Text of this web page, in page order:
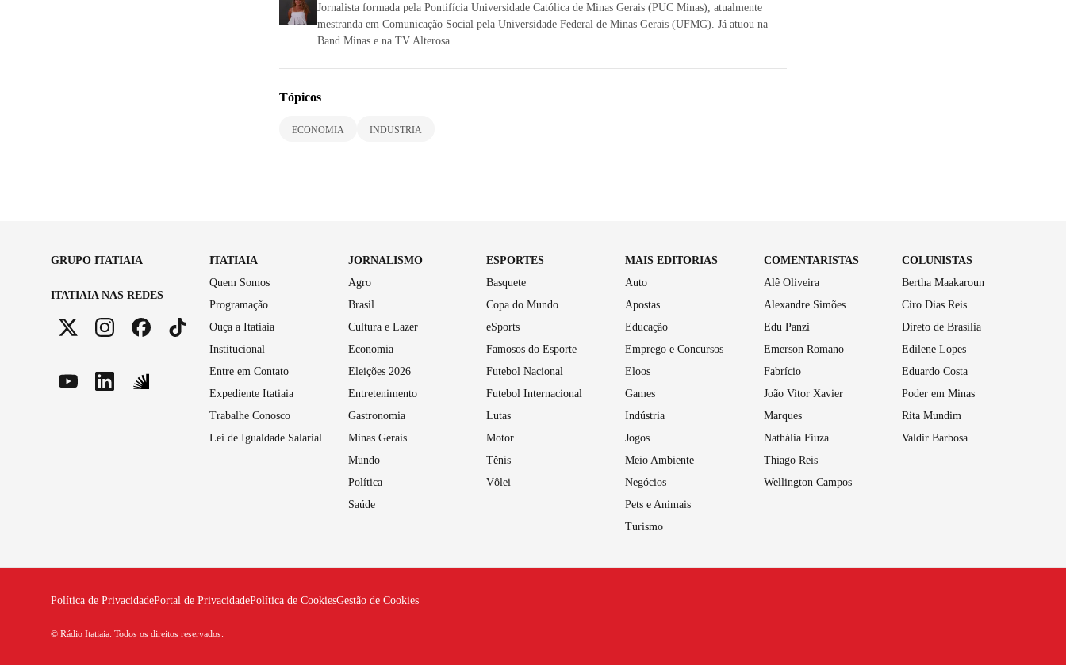
Jornalista formada pela Pontifícia Universidade Católica de Minas Gerais (PUC Minas), atualmente
mestranda em Comunicação Social pela Universidade Federal de Minas Gerais (UFMG). Já atuou na
Band Minas e na TV Alterosa.
Tópicos
ECONOMIA INDUSTRIA
GRUPO ITATIAIA
ITATIAIA NAS REDES
ITATIAIA
Quem Somos
Programação
Ouça a Itatiaia
Institucional
Entre em Contato
Expediente Itatiaia
Trabalhe Conosco
Lei de Igualdade Salarial
JORNALISMO
Agro
Brasil
Cultura e Lazer
Economia
Eleições 2026
Entretenimento
Gastronomia
Minas Gerais
Mundo
Política
Saúde
ESPORTES
Basquete
Copa do Mundo
eSports
Famosos do Esporte
Futebol Nacional
Futebol Internacional
Lutas
Motor
Tênis
Vôlei
MAIS EDITORIAS
Auto
Apostas
Educação
Emprego e Concursos
Eloos
Games
Indústria
Jogos
Meio Ambiente
Negócios
Pets e Animais
Turismo
COMENTARISTAS
Alê Oliveira
Alexandre Simões
Edu Panzi
Emerson Romano
Fabrício
João Vitor Xavier
Marques
Nathália Fiuza
Thiago Reis
Wellington Campos
COLUNISTAS
Bertha Maakaroun
Ciro Dias Reis
Direto de Brasília
Edilene Lopes
Eduardo Costa
Poder em Minas
Rita Mundim
Valdir Barbosa
Política de PrivacidadePortal de PrivacidadePolítica de CookiesGestão de Cookies
© Rádio Itatiaia. Todos os direitos reservados.